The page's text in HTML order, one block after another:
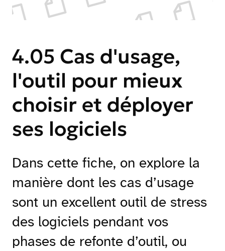
4.05 Cas d'usage,
l'outil pour mieux
choisir et déployer
ses logiciels
Dans cette fiche, on explore la
manière dont les cas d’usage
sont un excellent outil de stress
des logiciels pendant vos
phases de refonte d’outil, ou